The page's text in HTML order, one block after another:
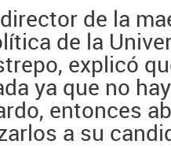
de la
de la
, explicó
ya que no
entonces
a su